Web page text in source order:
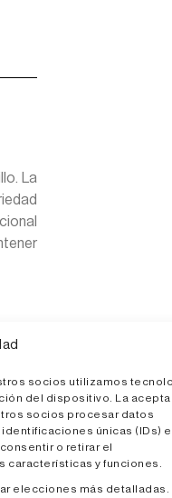
socios utilizamos
del dispositivo. La
socios procesar datos
únicas (IDs)
o retirar el
características y funciones.
elecciones más detalladas.
La